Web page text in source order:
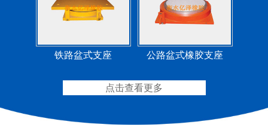
抗震盆式支座
C40、60、80型桥梁伸
缩缝
点击查看更多